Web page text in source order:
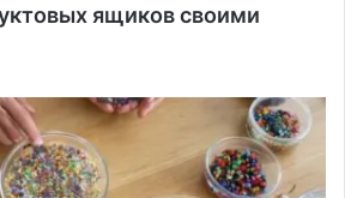
ящиков своими